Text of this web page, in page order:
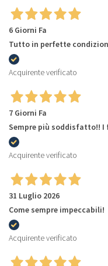
6 Giorni Fa
Tutto in perfette
Acquirente verificato
7 Giorni Fa
Sempre più soddisfatto!!
Acquirente verificato
31 Luglio 2026
Come sempre impeccabili!
Acquirente verificato